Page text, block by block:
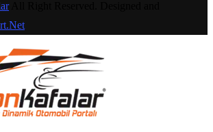
All Right Reserved. Designed and